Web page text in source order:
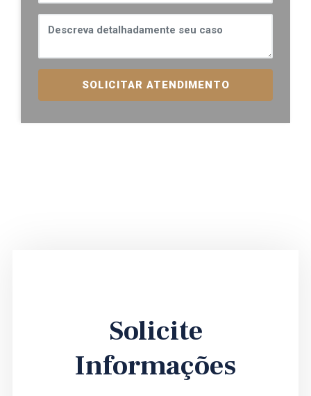
SOLICITAR ATENDIMENTO
Solicite
Informações